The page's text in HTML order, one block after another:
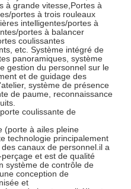
à grande vitesse,Portes à
portes à trois rouleaux
intelligentes/portes à
portes à balancer
coulissantes
etc. Système intégré de
panoramiques, système
gestion du personnel sur le
et de guidage des
système de présence
de paume, reconnaissance
coulissante de
(porte à ailes pleine
technologie principalement
canaux de personnel.il a
et est de qualité
système de contrôle de
conception de
et